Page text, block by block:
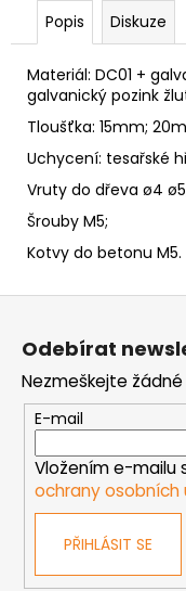
Popis Diskuze
Materiál: DC01 +
galvanický pozink
Tloušťka: 15mm;
Uchycení: tesařské
Vruty do dřeva ø4
Šrouby M5;
Kotvy do betonu M5.
PODLOŽKA
PÉROVÁ
ČTVERCOVÁ
NEREZ
0,10
Kč
Z
Odebírat
Nezmeškejte
E-mail
Vložením e-mailu
ochrany osobních
PŘIHLÁSIT SE